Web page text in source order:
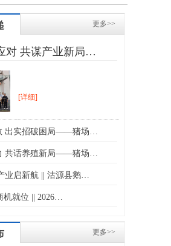
更多>>
对 共谋产业新局…
[详细]
出实招破困局——猪场…
共话养殖新局——猪场…
业启新航 || 沽源县鹅…
机就位 || 2026…
更多>>